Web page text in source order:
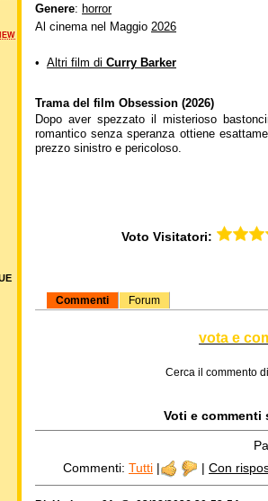
Genere: horror
Al cinema nel Maggio 2026
• Altri film di Curry Barker
Trama del film Obsession (2026)
Dopo aver spezzato il misterioso
romantico senza speranza ottiene
prezzo sinistro e pericoloso.
Voto Visitatori:
Commenti Forum
vota e
Cerca il commento
Voti e commenti
Commenti: Tutti | | Con